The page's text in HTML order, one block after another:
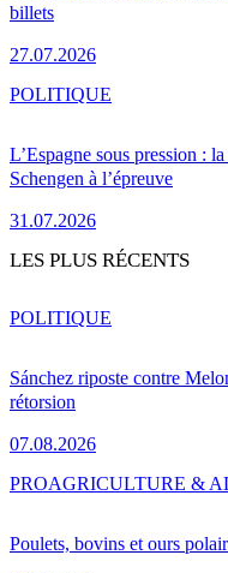
billets
27.07.2026
L’Espagne sous pression :
Schengen à l’épreuve
31.07.2026
POLITIQUE
LES PLUS RÉCENTS
Sánchez riposte contre
rétorsion
07.08.2026
POLITIQUE
Poulets, bovins et ours
PROAGRICULTURE &